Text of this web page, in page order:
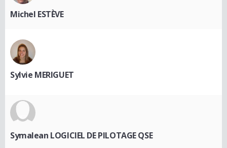
Michel ESTÈVE
Sylvie MERIGUET
Symalean LOGICIEL DE PILOTAGE QSE